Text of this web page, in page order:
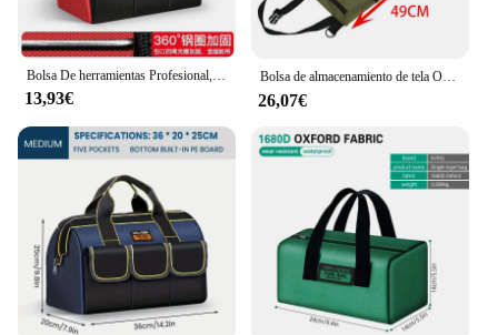
Features:
|Vendors|
**Versatile and Robust Tool Organization**
The bolsa de herramientas is a testament to
practicality and durability, crafted from high-
quality 600D polyester that withstands the rigors of
daily use. Designed with the professional in mind,
this tool bag features a spacious interior that
accommodates a wide range of tools, from hammers
to wrenches, ensuring your equipment stays
organized and secure. The ergonomic design not
only makes it comfortable to carry but also allows
for easy access to your tools when you need them
most.
Bolsa De herramientas Profesional, organizador De alta resistencia, almacenamiento De garaje, mochila De electricista
13,93€
Bolsa de almacenamiento de tela Oxford portátil, organizador de herramientas de llave de lona para coche, automotriz y motocicleta, bolsas para herramientas구
26,07€